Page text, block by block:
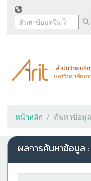
หน้าหลัก ค้นหาข้อมูล
ผลการค้นหาข้อมูล :